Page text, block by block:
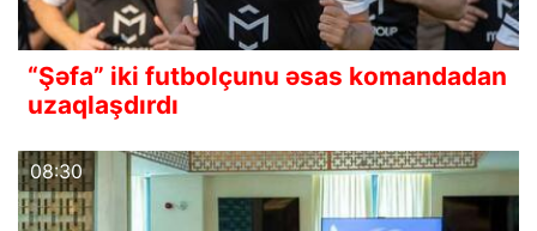
“Şəfa” iki futbolçunu əsas komandadan
uzaqlaşdırdı
08:30